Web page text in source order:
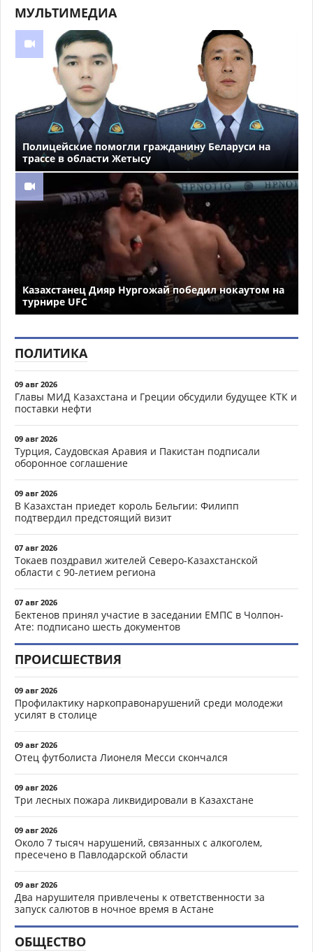
МУЛЬТИМЕДИА
Полицейские помогли гражданину Беларуси на
трассе в области Жетысу
Казахстанец Дияр Нургожай победил нокаутом на
турнире UFC
ПОЛИТИКА
09 авг 2026
Главы МИД Казахстана и Греции обсудили будущее КТК и
поставки нефти
09 авг 2026
Турция, Саудовская Аравия и Пакистан подписали
оборонное соглашение
09 авг 2026
В Казахстан приедет король Бельгии: Филипп
подтвердил предстоящий визит
07 авг 2026
Токаев поздравил жителей Северо-Казахстанской
области с 90-летием региона
07 авг 2026
Бектенов принял участие в заседании ЕМПС в Чолпон-
Ате: подписано шесть документов
ПРОИСШЕСТВИЯ
09 авг 2026
Профилактику наркоправонарушений среди молодежи
усилят в столице
09 авг 2026
Отец футболиста Лионеля Месси скончался
09 авг 2026
Три лесных пожара ликвидировали в Казахстане
09 авг 2026
Около 7 тысяч нарушений, связанных с алкоголем,
пресечено в Павлодарской области
09 авг 2026
Два нарушителя привлечены к ответственности за
запуск салютов в ночное время в Астане
ОБЩЕСТВО